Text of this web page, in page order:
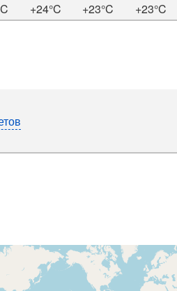
+24°C +23°C +23°C